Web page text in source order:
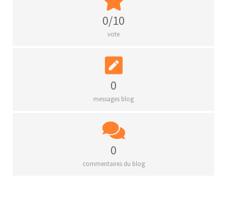
0/10
vote
0
messages blog
0
commentaires du blog